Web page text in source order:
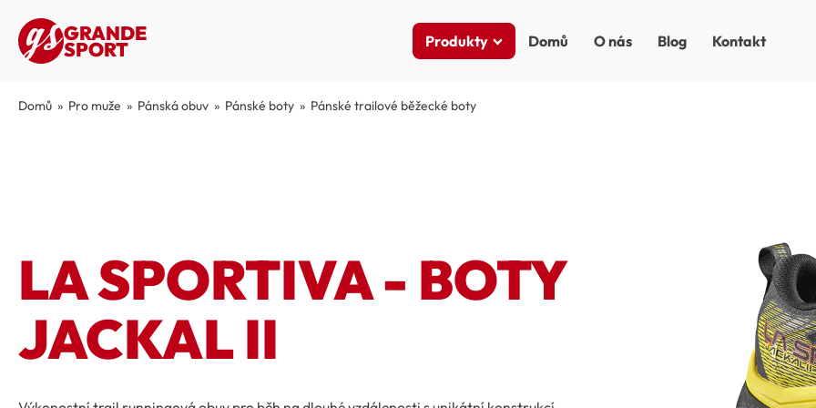
GRANDE
SPORT Produkty Domů O nás Blog Kontakt
Domů » Pro muže » Pánská obuv » Pánské boty » Pánské trailové běžecké boty
LA SPORTIVA - BOTY
JACKAL II